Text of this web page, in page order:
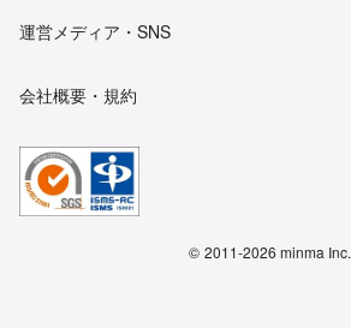
運営メディア・SNS
会社概要・規約
© 2011-2026 minma Inc.